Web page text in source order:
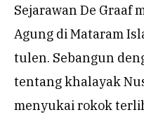
Sejarawan De Graaf
Agung di Mataram
tulen. Sebangun
tentang khalayak
menyukai rokok